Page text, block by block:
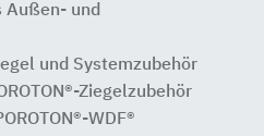
und
und Systemzubehör
Ziegelzubehör
WDF®